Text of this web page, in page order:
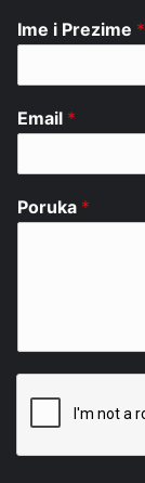
Ime i Prezime *
Email *
Poruka *